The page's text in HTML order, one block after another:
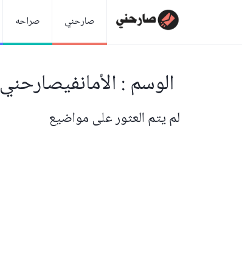
صراحه صارحني
الوسم : الأمانفيصارحني
لم يتم العثور على مواضيع